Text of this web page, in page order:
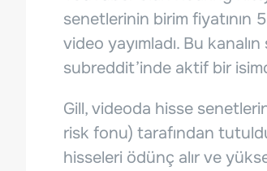
senetlerinin birim
video yayımladı. Bu
subreddit’inde aktif bir
Gill, videoda hisse
risk fonu) tarafından
hisseleri ödünç alır ve